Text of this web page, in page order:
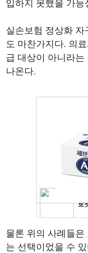
입하지 못했을 가능
실손보험 정상화 자
도 마찬가지다. 의
급 대상이 아니라
나온다.
물론 위의 사례들은
는 선택이었을 수